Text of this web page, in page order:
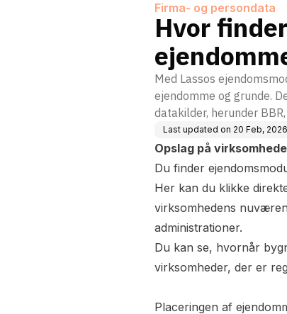
Firma- og persondata
Hvor
Med Lassos
ejendomme og grunde.
datakilder, herunder
Last updated on 20 Feb, 2026
Opslag på
Du finder
Her kan du klikke
virksomhedens
administrationer.
Du kan se, hvornår
virksomheder, der er
Placeringen af